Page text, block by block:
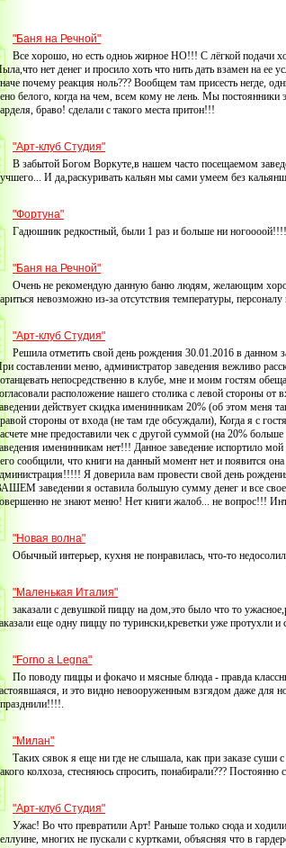
"Баня на Речной"
Все хорошо, но есть одноь жирное НО!!! С лёгкой подачи
нет денег и просило хоть что нить дать взамен на ее
почему реакция ноль??? Вообщем там присесть негде,
белого, когда на чем, всем кому не лень. Мы постоянники
браво! сделали с такого места притон!!!
"Арт-клуб Студия"
В забытой Богом Воркуте,в нашем часто посещаемом
И да,раскуривать кальян мы сами умеем без
"Фортуна"
Гадюшник редкостный, были 1 раз и больше ни
"Баня на Речной"
Очень не рекомендую данную баню людям, желающим
невозможно из-за отсутствия температуры,
"Арт-клуб Студия"
Решила отметить свой день рождения 30.01.2016 в данном
составлении меню, администратор заведения вежливо
непосредственно в клубе, мне и моим гостям
расположение нашего столика с левой стороны
действует скидка именинникам 20% (об этом меня
стороны от входа (не там где обсуждали), Когда я с
мне предоставили чек с другой суммой (на 20%
именинникам нет!!! Данное заведение испортило
сообщили, что книги на данный момент нет и появится
Я доверила вам провести свой день
заведении я оставила большую сумму денег и все
не знают меню! Нет книги жалоб... не вопрос!!!
"Новая волна"
Обычный интерьер, кухня не понравилась, что-то
"Маленькая Италия"
заказали с девушкой пиццу на дом,это было что то
еще одну пиццу по турински,креветки уже протухли и
"Forno a Legna"
По поводу пиццы и фокачо и мясные блюда - правда
и это видно невооруженным взгядом даже
"Милан"
Таких сявок я еще ни где не слышала, как при заказе
колхоза, стесняюсь спросить, понабирали???
"Арт-клуб Студия"
Ужас! Во что превратили Арт! Раньше только сюда и
многих не пускали с куртками, объясняя что в